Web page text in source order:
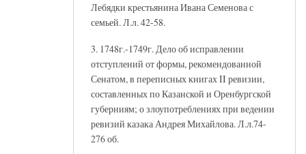
Лебядки крестьянина Ивана Семенова с
семьей. Л.л. 42-58.
3. 1748г.-1749г. Дело об исправлении
отступлений от формы, рекомендованной
Сенатом, в переписных книгах II ревизии,
составленных по Казанской и Оренбургской
губерниям; о злоупотреблениях при ведении
ревизий казака Андрея Михайлова. Л.л.74-
276 об.